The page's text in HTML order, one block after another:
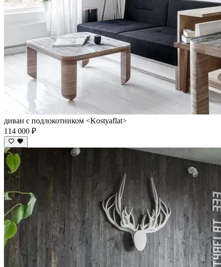
диван с подлокотником <Kostyaflat>
114 000 ₽